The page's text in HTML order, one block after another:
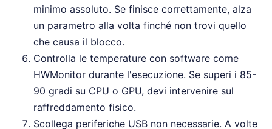
minimo assoluto. Se finisce correttamente, alza
un parametro alla volta finché non trovi quello
che causa il blocco.
Controlla le temperature con software come
HWMonitor durante l'esecuzione. Se superi i 85-
90 gradi su CPU o GPU, devi intervenire sul
raffreddamento fisico.
Scollega periferiche USB non necessarie. A volte